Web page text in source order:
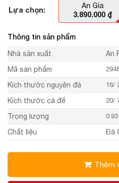
Lựa chọn:
An Gia
3.890.000 ₫
Thông tin sản phẩm
Nhà sản xuất
An
Mã sản phẩm
Kích thước nguyên đá 16/
Kích thước cả đế 20/
Trọng lượng
Chất liệu Đá
Thêm